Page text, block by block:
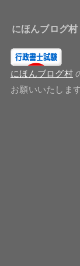
にほんブログ村
にほんブログ村
お願いいたします